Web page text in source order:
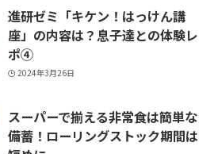
進研ゼミ「キケン！はっけん講
座」の内容は？息子達との体験レ
ポ④
2024年3月26日
スーパーで揃える非常食は簡単な
備蓄！ローリングストック期間は